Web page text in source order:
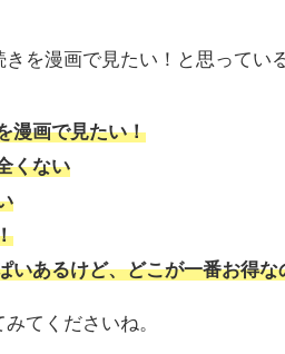
を漫画で見たい！と思ってい
漫画で見たい！
くない
いあるけど、どこが一番お得な
てくださいね。